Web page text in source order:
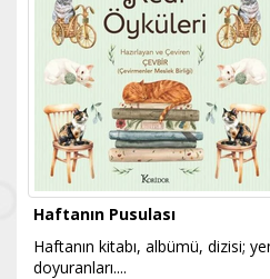
Haftanın Pusulası
Haftanın kitabı, albümü, dizisi;
doyuranları....